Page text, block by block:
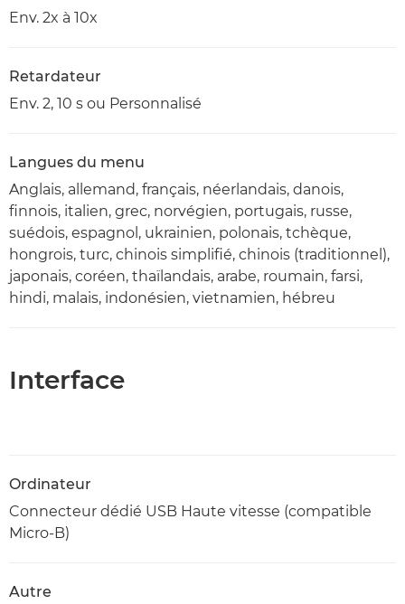
Env. 2x à 10x
Retardateur
Env. 2, 10 s ou Personnalisé
Langues du menu
Anglais, allemand, français, néerlandais, danois,
finnois, italien, grec, norvégien, portugais, russe,
suédois, espagnol, ukrainien, polonais, tchèque,
hongrois, turc, chinois simplifié, chinois (traditionnel),
japonais, coréen, thaïlandais, arabe, roumain, farsi,
hindi, malais, indonésien, vietnamien, hébreu
Interface
Ordinateur
Connecteur dédié USB Haute vitesse (compatible
Micro-B)
Autre